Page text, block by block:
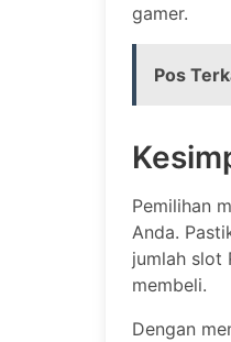
gamer.
Pos
Pemilihan
Anda.
jumlah slot
membeli.
Dengan